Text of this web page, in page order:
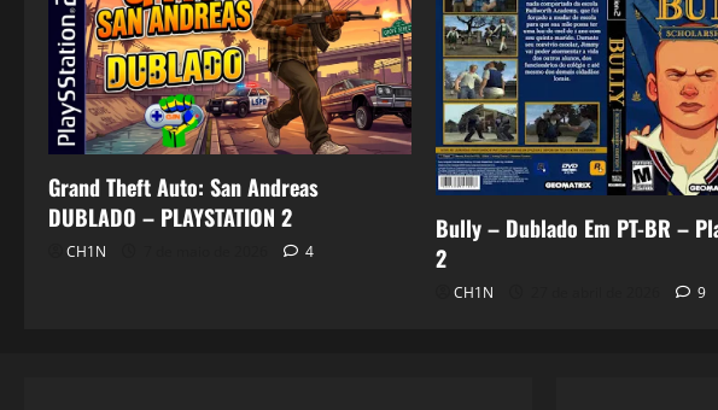
Grand Theft Auto: San Andreas
DUBLADO – PLAYSTATION 2
CH1N 4
Bully – Dublado Em PT-BR –
2
CH1N 9